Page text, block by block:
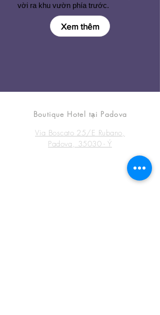
vời ra khu vườn phía trước.
Xem thêm
Boutique Hotel tại Padova
Via Boscato 25/E Rubano,
Padova, 35030 - Ý